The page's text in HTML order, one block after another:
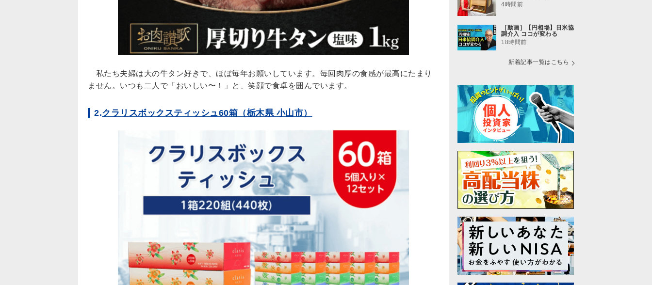
私たち夫婦は大の牛タン好きで、ほぼ毎年お願いしています。毎回肉厚の食感が最高にたまり
ません。いつも二人で「おいしい〜！」と、笑顔で食卓を囲んでいます。
2.クラリスボックスティッシュ60箱（栃木県 小山市）
4時間前
［動画］【円相場】日米協
調介入 ココが変わる
18時間前
新着記事一覧はこちら